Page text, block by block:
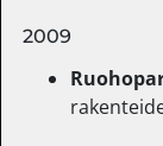
2009